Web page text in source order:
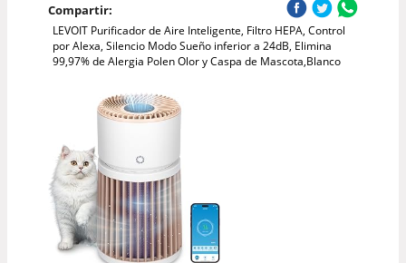
Compartir:
LEVOIT Purificador de Aire Inteligente, Filtro HEPA, Control
por Alexa, Silencio Modo Sueño inferior a 24dB, Elimina
99,97% de Alergia Polen Olor y Caspa de Mascota,Blanco